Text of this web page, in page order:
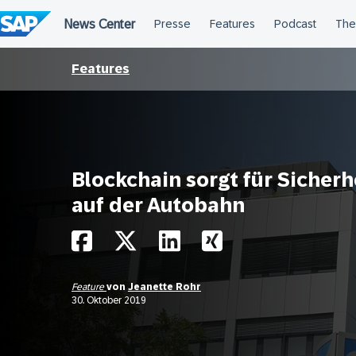
Features
Blockchain sorgt für
auf der Autobahn
Featurevon Jeanette Rohr
30. Oktober 2019